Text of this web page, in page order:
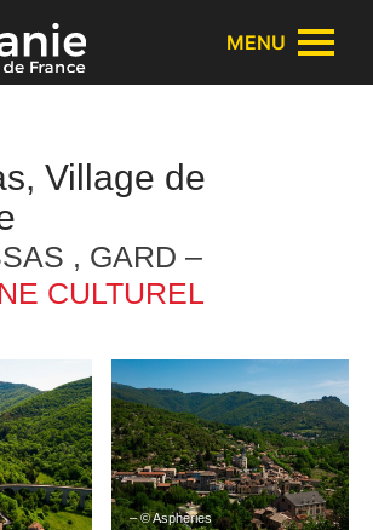
des cookies
MENU
Village de
, GARD –
CULTUREL
– © Aspheries